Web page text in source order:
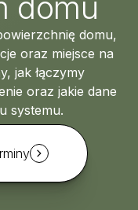
domu,
oraz miejsce na
jak łączymy
oraz jakie dane
systemu.